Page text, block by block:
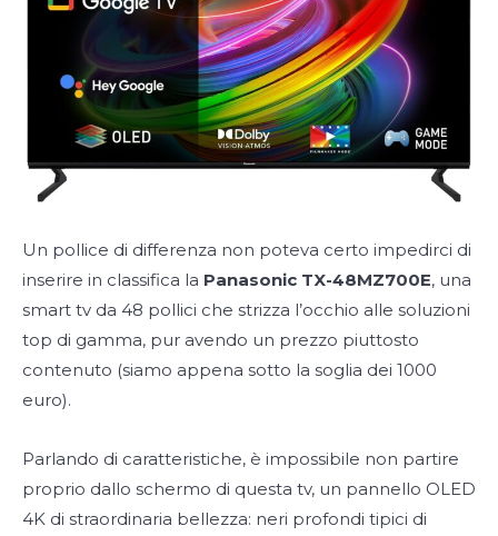
Un pollice di differenza non poteva certo impedirci di
inserire in classifica la Panasonic TX-48MZ700E, una
smart tv da 48 pollici che strizza l’occhio alle soluzioni
top di gamma, pur avendo un prezzo piuttosto
contenuto (siamo appena sotto la soglia dei 1000
euro).
Parlando di caratteristiche, è impossibile non partire
proprio dallo schermo di questa tv, un pannello OLED
4K di straordinaria bellezza: neri profondi tipici di